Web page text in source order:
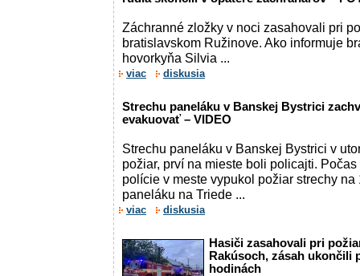
Záchranné zložky v noci zasahovali pri
bratislavskom Ružinove. Ako informuje
hovorkyňa Silvia ...
viac diskusia
Strechu paneláku v Banskej Bystrici
evakuovať – VIDEO
Strechu paneláku v Banskej Bystrici v
požiar, prví na mieste boli policajti.
polície v meste vypukol požiar strechy
paneláku na Triede ...
viac diskusia
Hasiči zasahovali pri
Rakúsoch, zásah ukončili
hodinách